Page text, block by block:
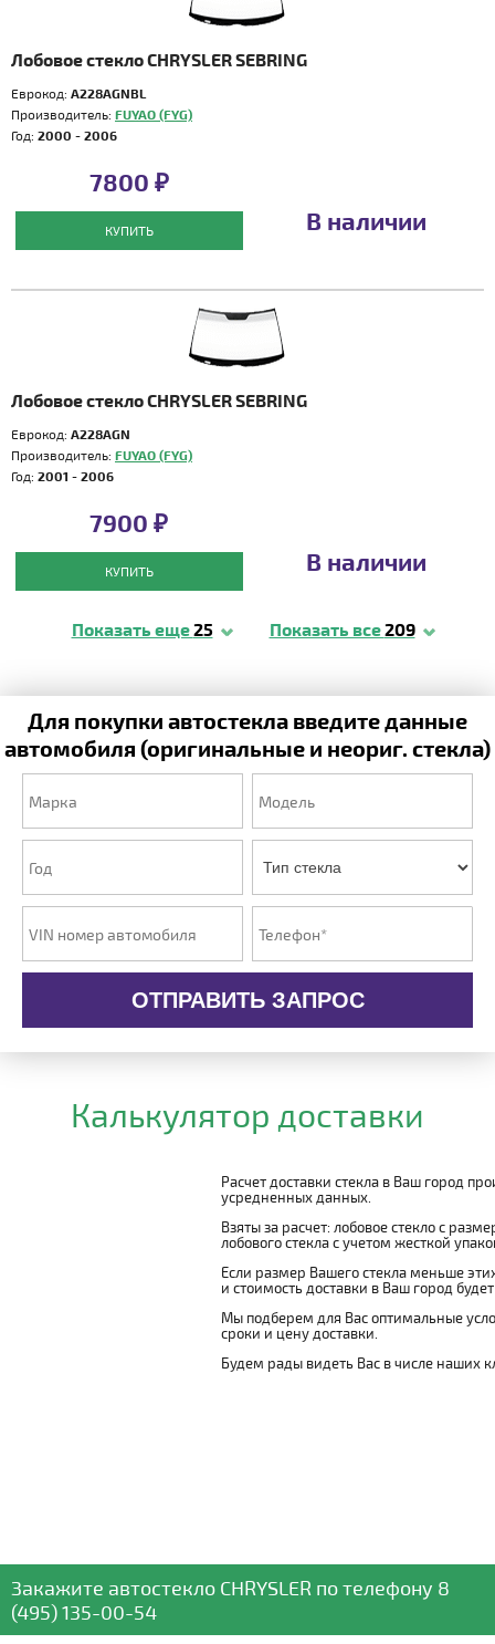
Лобовое стекло CHRYSLER SEBRING
Еврокод: A228AGNBL
Производитель: FUYAO (FYG)
Год: 2000 - 2006
7800 ₽
КУПИТЬ В наличии
Лобовое стекло CHRYSLER SEBRING
Еврокод: A228AGN
Производитель: FUYAO (FYG)
Год: 2001 - 2006
7900 ₽
КУПИТЬ В наличии
Показать еще25 Показать все209
Для покупки автостекла введите данные
автомобиля (оригинальные и неориг. стекла)
ОТПРАВИТЬ ЗАПРОС
Калькулятор доставки
Расчет доставки стекла в Ваш город
усредненных данных.
Взяты за расчет: лобовое стекло с
лобового стекла с учетом жесткой
Если размер Вашего стекла меньше
и стоимость доставки в Ваш город
Мы подберем для Вас оптимальные
сроки и цену доставки.
Будем рады видеть Вас в числе наших
Закажите автостекло CHRYSLER по телефону 8
(495) 135-00-54